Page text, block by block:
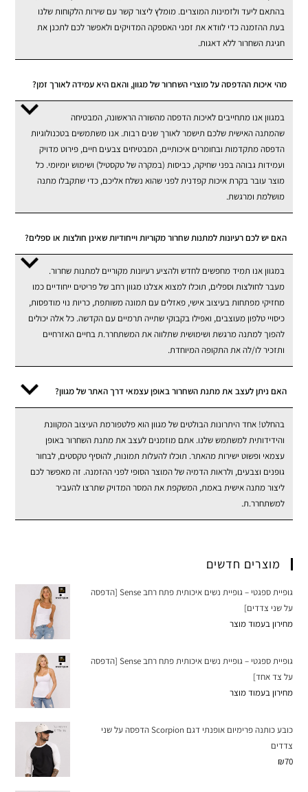
בהתאם ליעד ולזמינות המוצרים. מומלץ ליצור קשר עם שירות הלקוחות שלנו
בעת ההזמנה כדי לוודא את זמני האספקה המדויקים ולאפשר לכם לתכנן את
חגיגת השחרור ללא דאגות.
מהי איכות ההדפסה על מוצרי השחרור של מגוון, והאם היא עמידה לאורך זמן?
במגוון אנו מתחייבים לאיכות הדפסה מהשורה הראשונה, המבטיחה
שהמתנה האישית שלכם תישמר לאורך שנים רבות. אנו משתמשים בטכנולוגיות
הדפסה מתקדמות ובחומרים איכותיים, המבטיחים צבעים חיים, פירוט מדויק
ועמידות גבוהה בפני שחיקה, כביסות (במקרה של טקסטיל) ושימוש יומיומי. כל
מוצר עובר בקרת איכות קפדנית לפני שהוא נשלח אליכם, כדי שתקבלו מתנה
מושלמת ומרגשת.
האם יש לכם רעיונות למתנות שחרור מקוריות וייחודיות שאינן חולצות או ספלים?
במגוון אנו תמיד מחפשים לחדש ולהציע רעיונות מקוריים למתנות שחרור.
מעבר לחולצות וספלים, תוכלו למצוא אצלנו מגוון רחב של פריטים ייחודיים כמו
מחזיקי מפתחות בעיצוב אישי, פאזלים עם תמונה משותפת, כריות נוי מודפסות,
כיסויי טלפון מעוצבים, ואפילו בקבוקי שתייה תרמיים עם הקדשה. כל אלה יכולים
להפוך למתנה מרגשת ושימושית שתלווה את המשתחרר.ת בחיים האזרחיים
ותזכיר לו/לה את התקופה המיוחדת.
האם ניתן לעצב את מתנת השחרור באופן עצמאי דרך האתר של מגוון?
בהחלט! אחד היתרונות הבולטים של מגוון הוא פלטפורמת העיצוב המקוונת
והידידותית למשתמש שלנו. אתם מוזמנים לעצב את מתנת השחרור באופן
עצמאי ופשוט ישירות מהאתר. תוכלו להעלות תמונות, להוסיף טקסטים, לבחור
גופנים וצבעים, ולראות הדמיה של המוצר הסופי לפני ההזמנה. זה מאפשר לכם
ליצור מתנה אישית באמת, המשקפת את המסר המדויק שתרצו להעביר
למשתחרר.ת.
מוצרים חדשים
גופיית ספגטי – גופיית נשים איכותית פתח רחב Sense [הדפסה
על שני צדדים]
מחירון בעמוד מוצר
גופיית ספגטי – גופיית נשים איכותית פתח רחב Sense [הדפסה
על צד אחד]
מחירון בעמוד מוצר
כובע כותנה פרימיום אופנתי דגם Scorpion הדפסה על שני
צדדים
₪70